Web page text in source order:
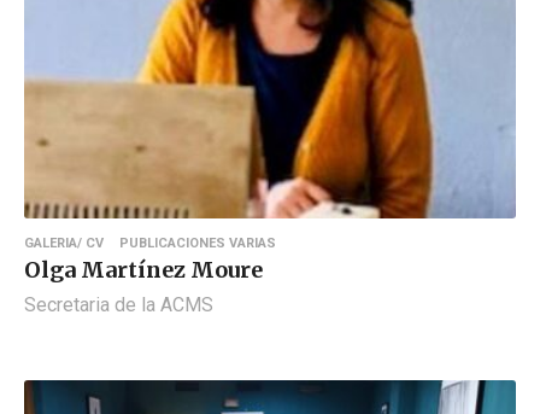
GALERIA/ CV PUBLICACIONES VARIAS
Olga Martínez Moure
Secretaria de la ACMS